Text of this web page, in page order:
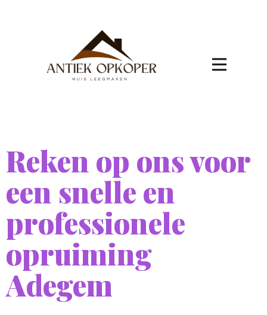
Reken op ons voor
een snelle en
professionele
opruiming
Adegem